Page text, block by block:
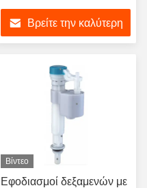
ισιώθηκε και στη συνέχεια
ο σωλήνας D90 σε 110
αντικαταστάθηκε για
και στη συνέχεια
χρησιμοποιήθηκε
σωλήνας 90 σε 90 HPDE.
Βρείτε την καλύτερη
Βίντεο
Εφοδιασμοί δεξαμενών με